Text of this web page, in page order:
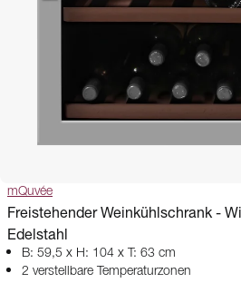
mQuvée
Freistehender Weinkühlschrank -
Edelstahl
B: 59,5 x H: 104 x T: 63 cm
2 verstellbare Temperaturzonen